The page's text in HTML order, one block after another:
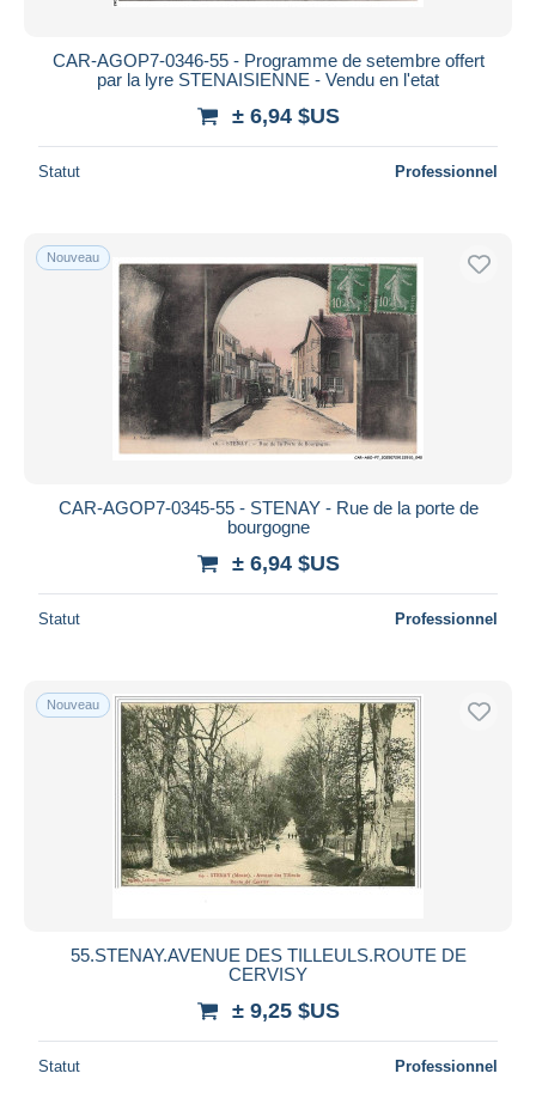
CAR-AGOP7-0346-55 - Programme de setembre offert
par la lyre STENAISIENNE - Vendu en l'etat
± 6,94 $US
Statut Professionnel
Nouveau
CAR-AGOP7-0345-55 - STENAY - Rue de la porte de
bourgogne
± 6,94 $US
Statut Professionnel
Nouveau
55.STENAY.AVENUE DES TILLEULS.ROUTE DE
CERVISY
± 9,25 $US
Statut Professionnel